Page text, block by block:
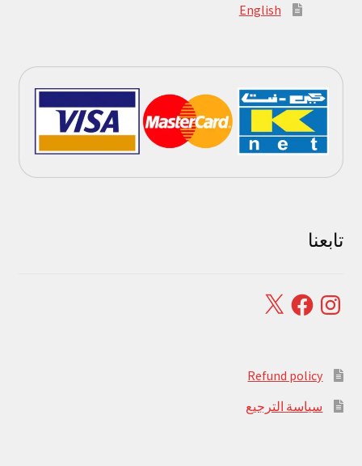
English
تابعنا
Instagram
Facebook
X
Refund policy
سياسة الترجيع